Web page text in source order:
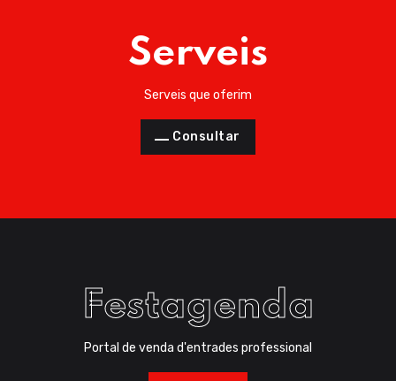
Serveis
Serveis que oferim
Consultar
Festagenda
Portal de venda d'entrades professional